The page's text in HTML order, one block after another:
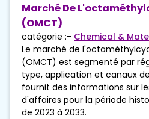
Marché De
(OMCT)
catégorie :- Chemical &
Le marché de
(OMCT) est segmenté par
type, application et canaux
fournit des informations sur
d'affaires pour la période
de 2023 à 2033.